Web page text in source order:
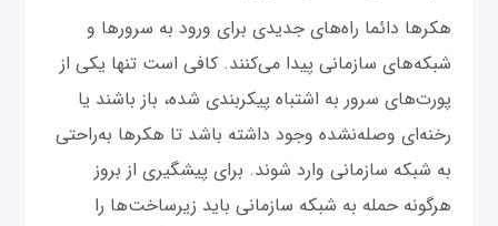
هکرها دائما راه‌های جدیدی برای ورود به سرورها و
شبکه‌های سازمانی پیدا می‌کنند. کافی است تنها یکی از
پورت‌های سرور به اشتباه پیکربندی شده، باز باشند یا
رخنه‌ای وصله‌نشده وجود داشته باشد تا هکرها به‌راحتی
به شبکه سازمانی وارد شوند. برای پیشگیری از بروز
هرگونه حمله به شبکه سازمانی باید زیرساخت‌ها را